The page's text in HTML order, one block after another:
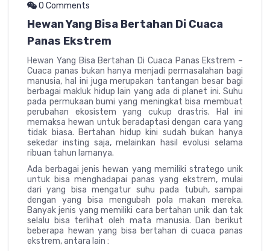
0 Comments
Hewan Yang Bisa Bertahan Di Cuaca
Panas Ekstrem
Hewan Yang Bisa Bertahan Di Cuaca Panas Ekstrem –
Cuaca panas bukan hanya menjadi permasalahan bagi
manusia, hal ini juga merupakan tantangan besar bagi
berbagai makluk hidup lain yang ada di planet ini. Suhu
pada permukaan bumi yang meningkat bisa membuat
perubahan ekosistem yang cukup drastris. Hal ini
memaksa hewan untuk beradaptasi dengan cara yang
tidak biasa. Bertahan hidup kini sudah bukan hanya
sekedar insting saja, melainkan hasil evolusi selama
ribuan tahun lamanya.
Ada berbagai jenis hewan yang memiliki stratego unik
untuk bisa menghadapai panas yang ekstrem, mulai
dari yang bisa mengatur suhu pada tubuh, sampai
dengan yang bisa mengubah pola makan mereka.
Banyak jenis yang memiliki cara bertahan unik dan tak
selalu bisa terlihat oleh mata manusia. Dan berikut
beberapa hewan yang bisa bertahan di cuaca panas
ekstrem, antara lain :